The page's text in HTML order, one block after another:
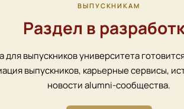
ВЫПУСКНИКАМ
Раздел в
для выпускников университета
выпускников, карьерные сервисы,
новости alumni-сообщества.